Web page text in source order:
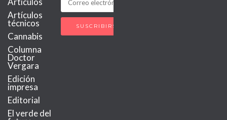
Artículos
técnicos
Cannabis
Columna
Doctor
Vergara
Edición
impresa
Editorial
El verde del